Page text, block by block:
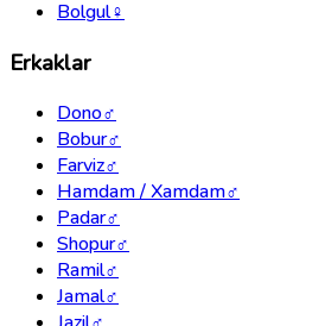
Bolgul♀
Erkaklar
Dono♂
Bobur♂
Farviz♂
Hamdam / Xamdam♂
Padar♂
Shopur♂
Ramil♂
Jamal♂